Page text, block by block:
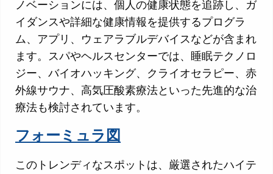
ノベーションには、個人の健康状態を追跡し、ガ
イダンスや詳細な健康情報を提供するプログラ
ム、アプリ、ウェアラブルデバイスなどが含まれ
ます。スパやヘルスセンターでは、睡眠テクノロ
ジー、バイオハッキング、クライオセラピー、赤
外線サウナ、高気圧酸素療法といった先進的な治
療法も検討されています。
フォーミュラ図
このトレンディなスポットは、厳選されたハイテ